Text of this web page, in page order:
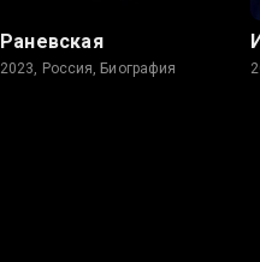
Раневская
2023, Россия, Биография